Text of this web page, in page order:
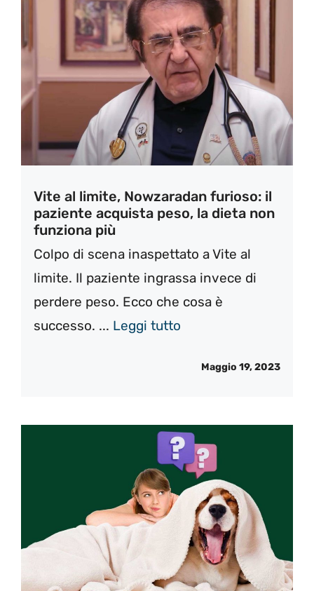
Vite al limite, Nowzaradan furioso: il
paziente acquista peso, la dieta non
funziona più
Colpo di scena inaspettato a Vite al
limite. Il paziente ingrassa invece di
perdere peso. Ecco che cosa è
successo. ... Leggi tutto
Maggio 19, 2023